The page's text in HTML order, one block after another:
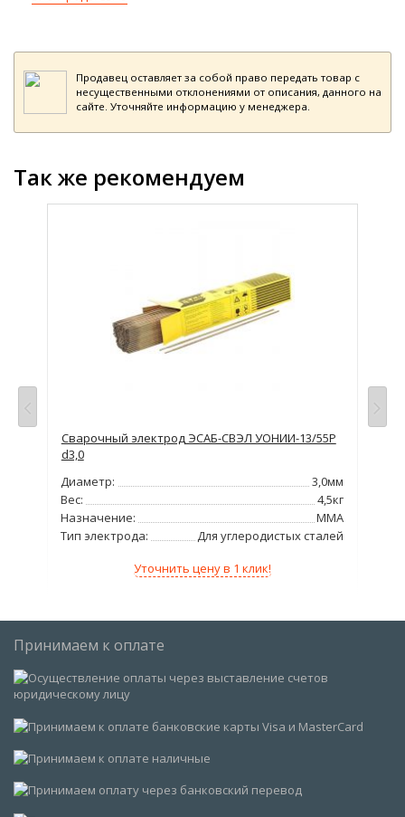
Продавец оставляет за собой право передать товар с
несущественными отклонениями от описания, данного на
сайте. Уточняйте информацию у менеджера.
Так же рекомендуем
Сварочный электрод ЭСАБ-СВЭЛ УОНИИ-13/55Р
d3,0
Диаметр:
3,0мм
Вес:
4,5кг
Назначение:
ММА
Тип электрода:
Для углеродистых сталей
Уточнить цену в 1 клик!
Принимаем к оплате